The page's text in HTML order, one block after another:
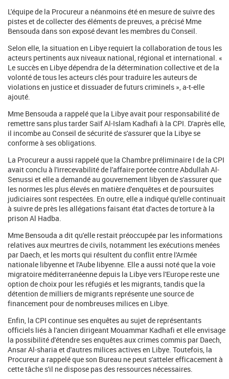
L'équipe de la Procureur a néanmoins été en mesure de suivre des
pistes et de collecter des éléments de preuves, a précisé Mme
Bensouda dans son exposé devant les membres du Conseil.
Selon elle, la situation en Libye requiert la collaboration de tous les
acteurs pertinents aux niveaux national, régional et international. «
Le succès en Libye dépendra de la détermination collective et de la
volonté de tous les acteurs clés pour traduire les auteurs de
violations en justice et dissuader de futurs criminels », a-t-elle
ajouté.
Mme Bensouda a rappelé que la Libye avait pour responsabilité de
remettre sans plus tarder Saïf Al-Islam Kadhafi à la CPI. D'après elle,
il incombe au Conseil de sécurité de s'assurer que la Libye se
conforme à ses obligations.
La Procureur a aussi rappelé que la Chambre préliminaire I de la CPI
avait conclu à l'irrecevabilité de l'affaire portée contre Abdullah Al-
Senussi et elle a demandé au gouvernement libyen de s'assurer que
les normes les plus élevés en matière d'enquêtes et de poursuites
judiciaires sont respectées. En outre, elle a indiqué qu'elle continuait
à suivre de près les allégations faisant état d'actes de torture à la
prison Al Hadba.
Mme Bensouda a dit qu'elle restait préoccupée par les informations
relatives aux meurtres de civils, notamment les exécutions menées
par Daech, et les morts qui résultent du conflit entre l'Armée
nationale libyenne et l'Aube libyenne. Elle a aussi noté que la voie
migratoire méditerranéenne depuis la Libye vers l'Europe reste une
option de choix pour les réfugiés et les migrants, tandis que la
détention de milliers de migrants représente une source de
financement pour de nombreuses milices en Libye.
Enfin, la CPI continue ses enquêtes au sujet de représentants
officiels liés à l'ancien dirigeant Mouammar Kadhafi et elle envisage
la possibilité d'étendre ses enquêtes aux crimes commis par Daech,
Ansar Al-sharia et d'autres milices actives en Libye. Toutefois, la
Procureur a rappelé que son Bureau ne peut s'atteler efficacement à
cette tâche s'il ne dispose pas des ressources nécessaires.